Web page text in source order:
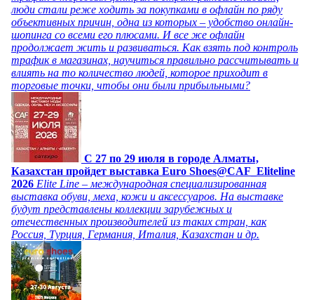
люди стали реже ходить за покупками в офлайн по ряду
объективных причин, одна из которых – удобство онлайн-
шопинга со всеми его плюсами. И все же офлайн
продолжает жить и развиваться. Как взять под контроль
трафик в магазинах, научиться правильно рассчитывать и
влиять на то количество людей, которое приходит в
торговые точки, чтобы они были прибыльными?
C 27 по 29 июля в городе Алматы,
Казахстан пройдет выставка Euro Shoes@CAF_Eliteline
2026 Elite Line – международная специализированная
выставка обуви, меха, кожи и аксессуаров. На выставке
будут представлены коллекции зарубежных и
отечественных производителей из таких стран, как
Россия, Турция, Германия, Италия, Казахстан и др.